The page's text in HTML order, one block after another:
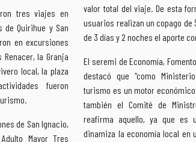
tres viajes en
de Quirihue y San
en excursiones
la Granja
local, la plaza
fueron
de San Ignacio,
Mayor Tres
valor total del viaje. De esta
usuarios realizan un copago de
de 3 días y 2 noches el aporte
El seremi de Economía,
destacó que “como
turismo es un motor
también el Comité de
reafirma aquello, ya que es
dinamiza la economía local en